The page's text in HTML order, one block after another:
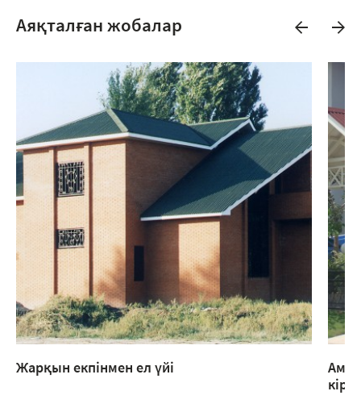
Аяқталған жобалар
Жарқын екпінмен ел үйі